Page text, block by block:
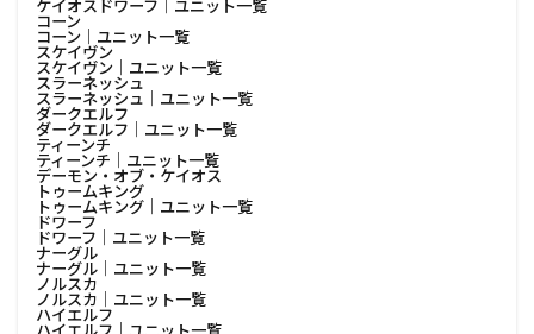
ケイオスドワーフ│ユニット一覧
コーン
コーン│ユニット一覧
スケイヴン
スケイヴン│ユニット一覧
スラーネッシュ
スラーネッシュ│ユニット一覧
ダークエルフ
ダークエルフ│ユニット一覧
ティーンチ
ティーンチ│ユニット一覧
デーモン・オブ・ケイオス
トゥームキング
トゥームキング│ユニット一覧
ドワーフ
ドワーフ│ユニット一覧
ナーグル
ナーグル│ユニット一覧
ノルスカ
ノルスカ│ユニット一覧
ハイエルフ